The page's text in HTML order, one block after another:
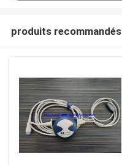
produits recommandés